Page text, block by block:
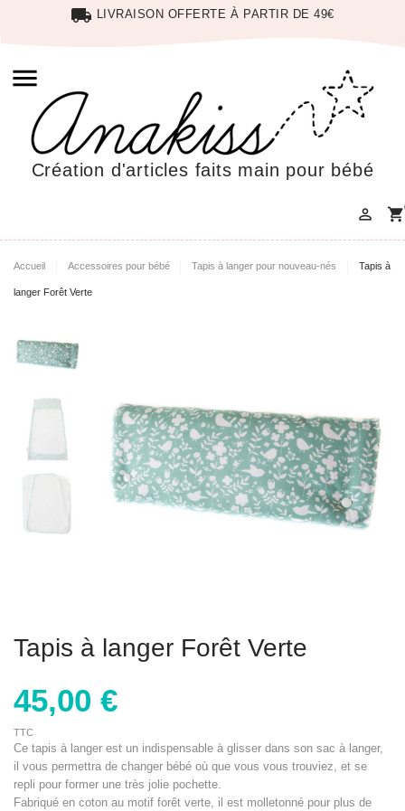
local_shipping LIVRAISON OFFERTE À PARTIR DE 49€

Création d'articles faits main pour bébé
 shopping_cart
Accueil Accessoires pour bébé Tapis à langer pour nouveau-nés Tapis à
langer Forêt Verte
Tapis à langer Forêt Verte
45,00 €
TTC
Ce tapis à langer est un indispensable à glisser dans son sac à langer,
il vous permettra de changer bébé où que vous vous trouviez, et se
repli pour former une très jolie pochette.
Fabriqué en coton au motif forêt verte, il est molletonné pour plus de